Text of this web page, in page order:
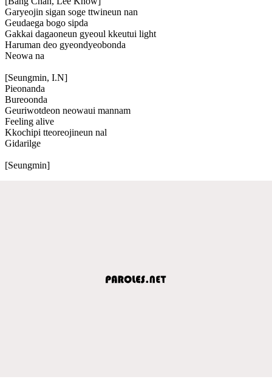
Garyeojin sigan soge ttwineun nan
Geudaega bogo sipda
Gakkai dagaoneun gyeoul kkeutui light
Haruman deo gyeondyeobonda
Neowa na
[Seungmin, I.N]
Pieonanda
Bureoonda
Geuriwotdeon neowaui mannam
Feeling alive
Kkochipi tteoreojineun nal
Gidarilge
[Seungmin]